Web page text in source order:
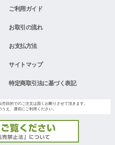
ご利用ガイド
お取引の流れ
お支払方法
サイトマップ
特定商取引法に基づく表記
目的でのご注文は固くお断りさせて頂きます。
え、適切にご利用ください。